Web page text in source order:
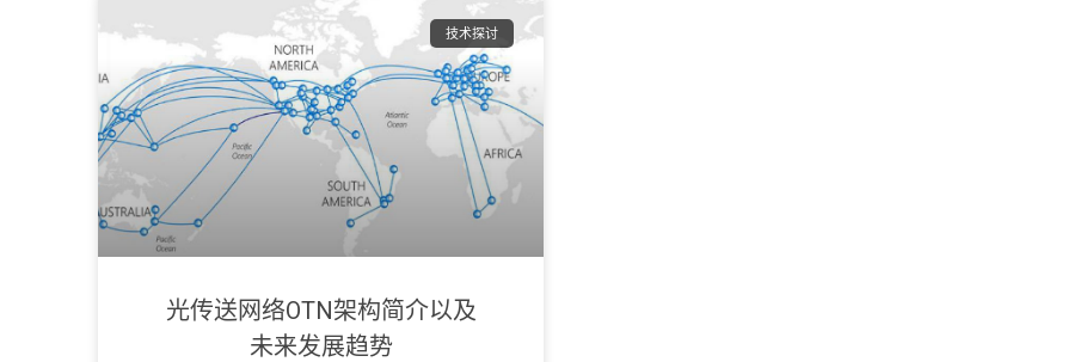
技术探讨
光传送网络OTN架构简介以及
未来发展趋势